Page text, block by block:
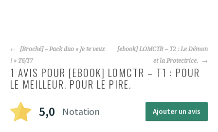
NAVIGATION
DES
ARTICLES
[Broché] – Pack duo « Je te veux
! » T6/T7
[ebook] LOMCTR – T2 : Le Démon
et la Protectrice.
1 AVIS POUR [EBOOK] LOMCTR – T1 : POUR
LE MEILLEUR. POUR LE PIRE.
5,0 Notation Ajouter un avis